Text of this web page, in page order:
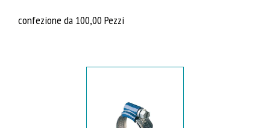
confezione da 100,00 Pezzi